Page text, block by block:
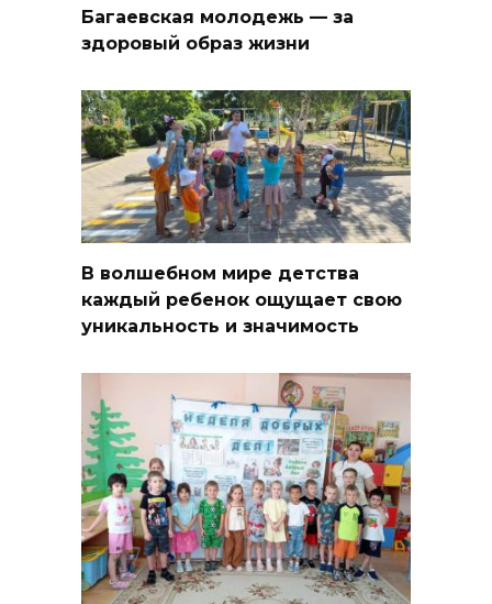
Багаевская молодежь — за
здоровый образ жизни
В волшебном мире детства
каждый ребенок ощущает свою
уникальность и значимость